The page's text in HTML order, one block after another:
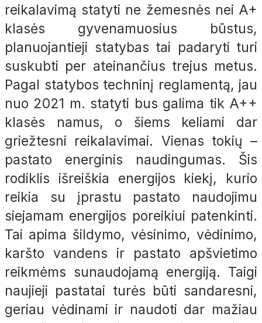
reikalavimą statyti ne žemesnės nei A+
klasės gyvenamuosius būstus,
planuojantieji statybas tai padaryti turi
suskubti per ateinančius trejus metus.
Pagal statybos techninį reglamentą, jau
nuo 2021 m. statyti bus galima tik A++
klasės namus, o šiems keliami dar
griežtesni reikalavimai. Vienas tokių –
pastato energinis naudingumas. Šis
rodiklis išreiškia energijos kiekį, kurio
reikia su įprastu pastato naudojimu
siejamam energijos poreikiui patenkinti.
Tai apima šildymo, vėsinimo, vėdinimo,
karšto vandens ir pastato apšvietimo
reikmėms sunaudojamą energiją. Taigi
naujieji pastatai turės būti sandaresni,
geriau vėdinami ir naudoti dar mažiau